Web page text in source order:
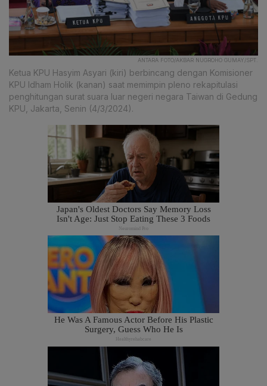
ANTARA FOTO/AKBAR NUGROHO GUMAY/SPT.
Ketua KPU Hasyim Asyari (kiri) berbincang dengan Komisioner
KPU Idham Holik (kanan) saat memimpin pleno rekapitulasi
penghitungan surat suara luar negeri negara Taiwan di Gedung
KPU, Jakarta, Senin (4/3/2024).